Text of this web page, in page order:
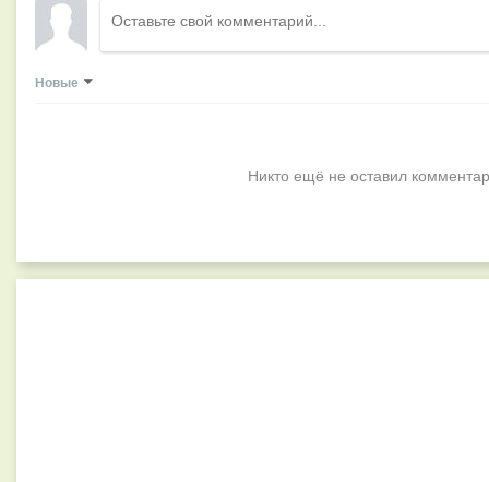
Новые
Никто ещё не оставил